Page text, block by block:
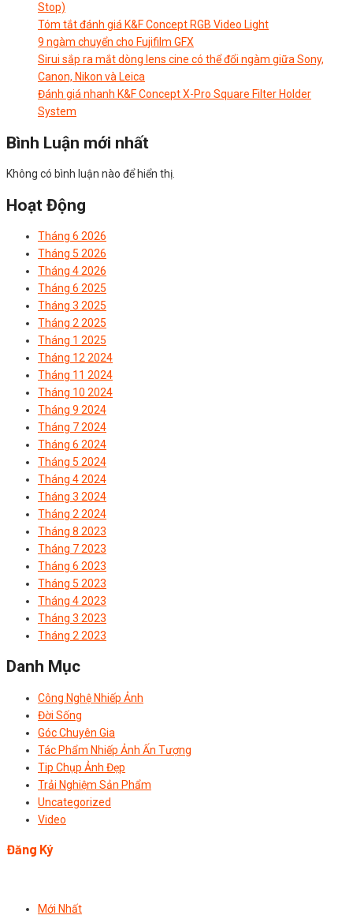
Stop)
Tóm tắt đánh giá K&F Concept RGB Video Light
9 ngàm chuyển cho Fujifilm GFX
Sirui sắp ra mắt dòng lens cine có thể đổi ngàm giữa Sony,
Canon, Nikon và Leica
Đánh giá nhanh K&F Concept X-Pro Square Filter Holder
System
Bình Luận mới nhất
Không có bình luận nào để hiển thị.
Hoạt Động
Tháng 6 2026
Tháng 5 2026
Tháng 4 2026
Tháng 6 2025
Tháng 3 2025
Tháng 2 2025
Tháng 1 2025
Tháng 12 2024
Tháng 11 2024
Tháng 10 2024
Tháng 9 2024
Tháng 7 2024
Tháng 6 2024
Tháng 5 2024
Tháng 4 2024
Tháng 3 2024
Tháng 2 2024
Tháng 8 2023
Tháng 7 2023
Tháng 6 2023
Tháng 5 2023
Tháng 4 2023
Tháng 3 2023
Tháng 2 2023
Danh Mục
Công Nghệ Nhiếp Ảnh
Đời Sống
Góc Chuyên Gia
Tác Phẩm Nhiếp Ảnh Ấn Tượng
Tip Chụp Ảnh Đẹp
Trải Nghiệm Sản Phẩm
Uncategorized
Video
Đăng Ký
Mới Nhất